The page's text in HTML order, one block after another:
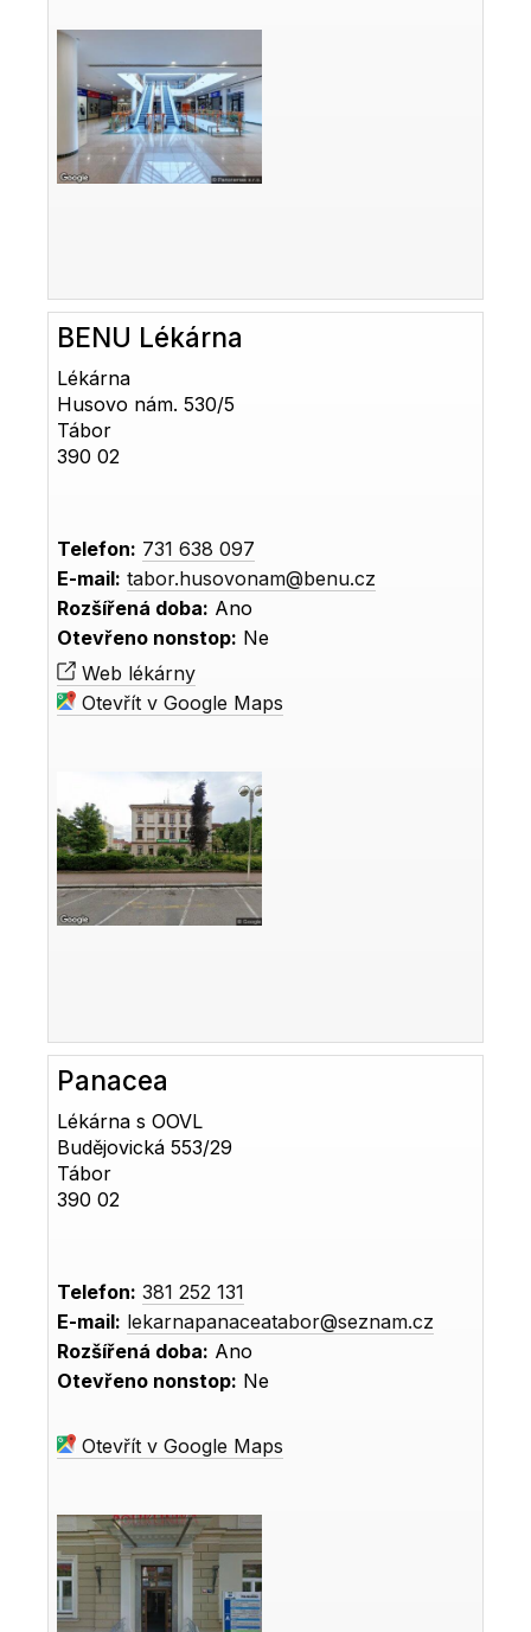
BENU Lékárna
Lékárna
Husovo nám. 530/5
Tábor
390 02
Telefon: 731 638 097
E-mail: tabor.husovonam@benu.cz
Rozšířená doba: Ano
Otevřeno nonstop: Ne
Web lékárny
Otevřít v Google Maps
Panacea
Lékárna s OOVL
Budějovická 553/29
Tábor
390 02
Telefon: 381 252 131
E-mail: lekarnapanaceatabor@seznam.cz
Rozšířená doba: Ano
Otevřeno nonstop: Ne
Otevřít v Google Maps